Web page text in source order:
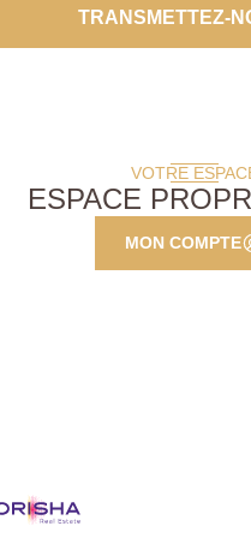
TRANSMETTEZ-
VOTRE
ESPACE
MON COMPTE